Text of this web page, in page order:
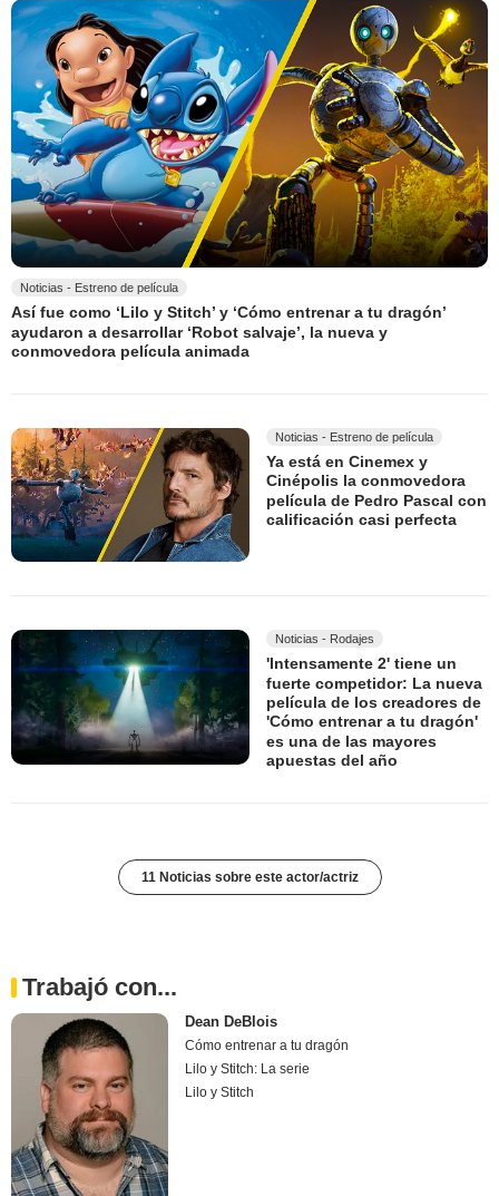
Noticias - Estreno de película
Así fue como ‘Lilo y Stitch’ y ‘Cómo entrenar a tu dragón’
ayudaron a desarrollar ‘Robot salvaje’, la nueva y
conmovedora película animada
Noticias - Estreno de película
Ya está en Cinemex y
Cinépolis la conmovedora
película de Pedro Pascal con
calificación casi perfecta
Noticias - Rodajes
'Intensamente 2' tiene un
fuerte competidor: La nueva
película de los creadores de
'Cómo entrenar a tu dragón'
es una de las mayores
apuestas del año
11 Noticias sobre este actor/actriz
Trabajó con...
Dean DeBlois
Cómo entrenar a tu dragón
Lilo y Stitch: La serie
Lilo y Stitch